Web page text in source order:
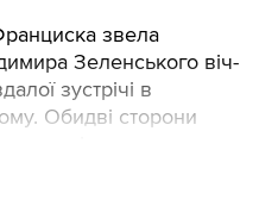
звела
Зеленського віч-
зустрічі в
Обидві сторони
назвав її потенційно